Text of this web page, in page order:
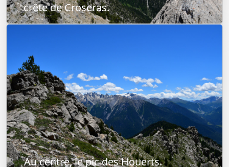
crête de Croseras.
Au centre, le pic des Houerts.